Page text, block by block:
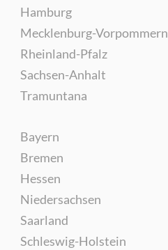
Hamburg
Mecklenburg-Vorpommern
Rheinland-Pfalz
Sachsen-Anhalt
Tramuntana
Bayern
Bremen
Hessen
Niedersachsen
Saarland
Schleswig-Holstein